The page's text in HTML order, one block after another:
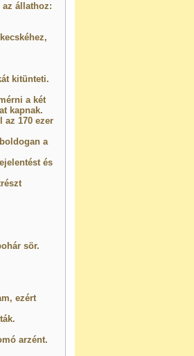
állathoz:
kitünteti.
a két
kapnak.
170 ezer
a
és
sör.
ezért
arzént.